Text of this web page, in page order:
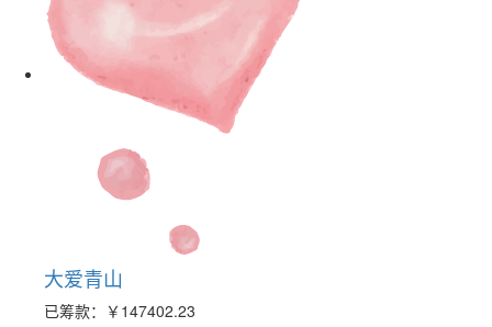
大爱青山
已筹款： ￥147402.23